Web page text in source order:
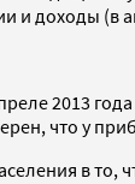
и доходы (в
2013
что у
в то,